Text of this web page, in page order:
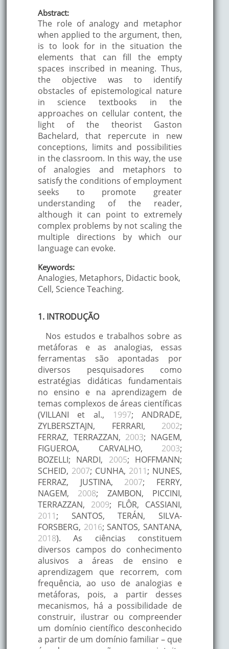
Abstract:
The role of analogy and metaphor
when applied to the argument, then,
is to look for in the situation the
elements that can fill the empty
spaces inscribed in meaning. Thus,
the objective was to identify
obstacles of epistemological nature
in science textbooks in the
approaches on cellular content, the
light of the theorist Gaston
Bachelard, that repercute in new
conceptions, limits and possibilities
in the classroom. In this way, the use
of analogies and metaphors to
satisfy the conditions of employment
seeks to promote greater
understanding of the reader,
although it can point to extremely
complex problems by not scaling the
multiple directions by which our
language can evoke.
Keywords:
Analogies, Metaphors, Didactic book,
Cell, Science Teaching.
1. INTRODUÇÃO
Nos estudos e trabalhos sobre as
metáforas e as analogias, essas
ferramentas são apontadas por
diversos pesquisadores como
estratégias didáticas fundamentais
no ensino e na aprendizagem de
temas complexos de áreas científicas
(VILLANI et al.,
1997; ANDRADE,
ZYLBERSZTAJN, FERRARI, 2002;
FERRAZ, TERRAZZAN, 2003; NAGEM,
FIGUEROA, CARVALHO, 2003;
BOZELLI; NARDI, 2005; HOFFMANN;
SCHEID, 2007; CUNHA, 2011; NUNES,
FERRAZ, JUSTINA, 2007; FERRY,
NAGEM, 2008; ZAMBON, PICCINI,
TERRAZZAN, 2009; FLÔR, CASSIANI,
2011; SANTOS, TERÁN, SILVA-
FORSBERG, 2016; SANTOS, SANTANA,
2018). As ciências constituem
diversos campos do conhecimento
alusivos a áreas de ensino e
aprendizagem que recorrem, com
frequência, ao uso de analogias e
metáforas, pois, a partir desses
mecanismos, há a possibilidade de
construir, ilustrar ou compreender
um domínio científico desconhecido
a partir de um domínio familiar – que